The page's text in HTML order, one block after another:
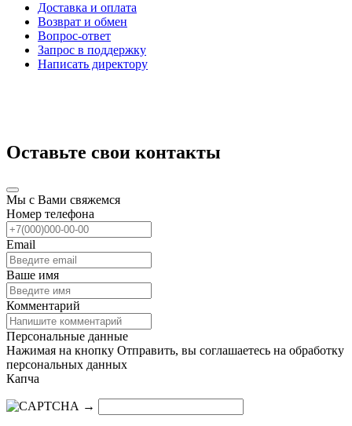
Доставка и оплата
Возврат и обмен
Вопрос-ответ
Запрос в поддержку
Написать директору
Оставьте свои контакты
Мы с Вами свяжемся
Номер телефона
Email
Ваше имя
Комментарий
Персональные данные
Нажимая на кнопку Отправить, вы соглашаетесь на обработку
персональных данных
Капча
→